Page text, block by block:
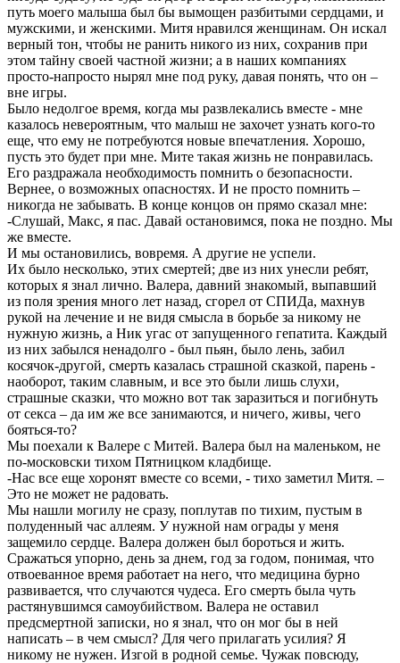
путь моего малыша был бы вымощен разбитыми сердцами, и
мужскими, и женскими. Митя нравился женщинам. Он искал
верный тон, чтобы не ранить никого из них, сохранив при
этом тайну своей частной жизни; а в наших компаниях
просто-напросто нырял мне под руку, давая понять, что он –
вне игры.
Было недолгое время, когда мы развлекались вместе - мне
казалось невероятным, что малыш не захочет узнать кого-то
еще, что ему не потребуются новые впечатления. Хорошо,
пусть это будет при мне. Мите такая жизнь не понравилась.
Его раздражала необходимость помнить о безопасности.
Вернее, о возможных опасностях. И не просто помнить –
никогда не забывать. В конце концов он прямо сказал мне:
-Слушай, Макс, я пас. Давай остановимся, пока не поздно. Мы
же вместе.
И мы остановились, вовремя. А другие не успели.
Их было несколько, этих смертей; две из них унесли ребят,
которых я знал лично. Валера, давний знакомый, выпавший
из поля зрения много лет назад, сгорел от СПИДа, махнув
рукой на лечение и не видя смысла в борьбе за никому не
нужную жизнь, а Ник угас от запущенного гепатита. Каждый
из них забылся ненадолго - был пьян, было лень, забил
косячок-другой, смерть казалась страшной сказкой, парень -
наоборот, таким славным, и все это были лишь слухи,
страшные сказки, что можно вот так заразиться и погибнуть
от секса – да им же все занимаются, и ничего, живы, чего
бояться-то?
Мы поехали к Валере с Митей. Валера был на маленьком, не
по-московски тихом Пятницком кладбище.
-Нас все еще хоронят вместе со всеми, - тихо заметил Митя. –
Это не может не радовать.
Мы нашли могилу не сразу, поплутав по тихим, пустым в
полуденный час аллеям. У нужной нам ограды у меня
защемило сердце. Валера должен был бороться и жить.
Сражаться упорно, день за днем, год за годом, понимая, что
отвоеванное время работает на него, что медицина бурно
развивается, что случаются чудеса. Его смерть была чуть
растянувшимся самоубийством. Валера не оставил
предсмертной записки, но я знал, что он мог бы в ней
написать – в чем смысл? Для чего прилагать усилия? Я
никому не нужен. Изгой в родной семье. Чужак повсюду,